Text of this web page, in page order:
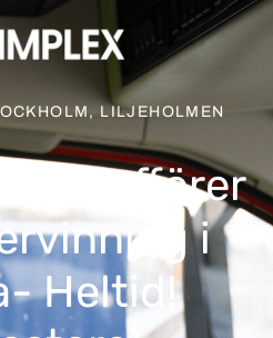
LILJEHOLMEN
Chaufförer
i
Heltid!